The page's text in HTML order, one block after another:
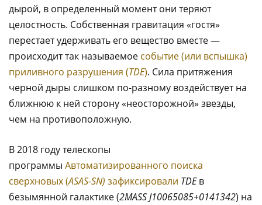
дырой, в определенный момент они теряют
целостность. Собственная гравитация «гостя»
перестает удерживать его вещество вместе —
происходит так называемое событие (или вспышка)
приливного разрушения (TDE). Сила притяжения
черной дыры слишком по-разному воздействует на
ближнюю к ней сторону «неосторожной» звезды,
чем на противоположную.
В 2018 году телескопы
программы Автоматизированного поиска
сверхновых (ASAS-SN) зафиксировали TDEв
безымянной галактике (2MASS J10065085+0141342) на